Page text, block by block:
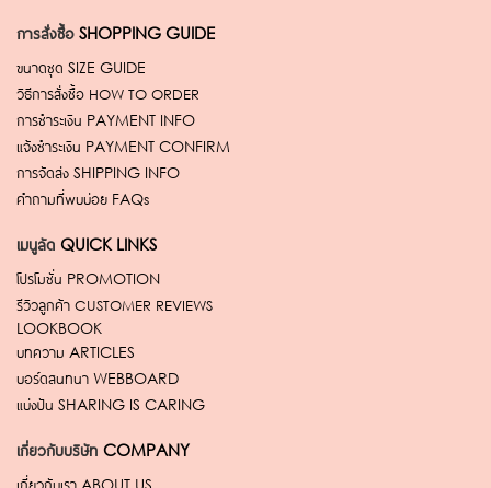
การสั่งซื้อ SHOPPING GUIDE
ขนาดชุด SIZE GUIDE
วิธีการสั่งซื้อ HOW TO ORDER
การชำระเงิน PAYMENT INFO
แจ้งชำระเงิน PAYMENT CONFIRM
การจัดส่ง SHIPPING INFO
คำถามที่พบบ่อย FAQs
เมนูลัด QUICK LINKS
โปรโมชั่น PROMOTION
รีวิวลูกค้า CUSTOMER REVIEWS
LOOKBOOK
บทความ ARTICLES
บอร์ดสนทนา WEBBOARD
แบ่งปัน SHARING IS CARING
เกี่ยวกับบริษัท COMPANY
เกี่ยวกับเรา